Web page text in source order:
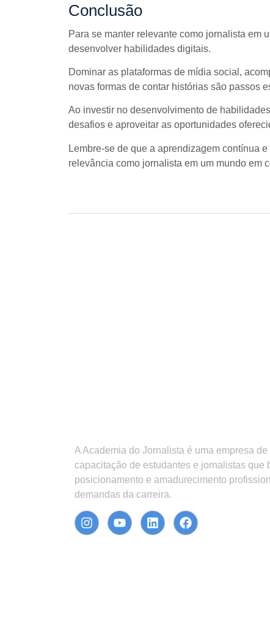
Conclusão
Para se manter relevante como jornalista em
desenvolver habilidades digitais.
Dominar as plataformas de mídia social,
novas formas de contar histórias são passos
Ao investir no desenvolvimento de
desafios e aproveitar as oportunidades
Lembre-se de que a aprendizagem contínua
relevância como jornalista em um mundo em
A Academia do Jornalista é uma empresa de
capacitação de estudantes e jornalistas que
posicionamento e amadurecimento
demandas da carreira.